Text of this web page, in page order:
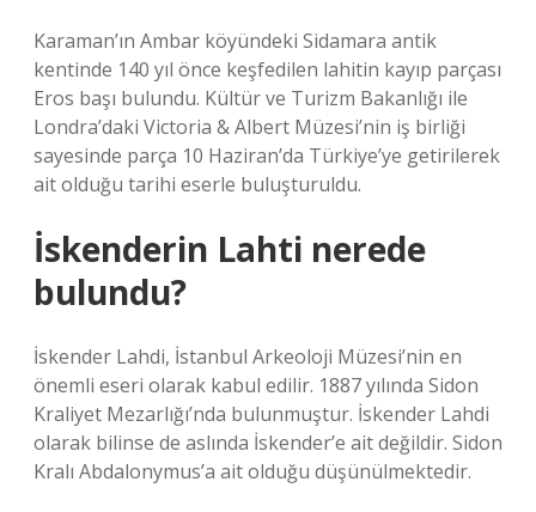
Karaman’ın Ambar köyündeki Sidamara antik
kentinde 140 yıl önce keşfedilen lahitin kayıp parçası
Eros başı bulundu. Kültür ve Turizm Bakanlığı ile
Londra’daki Victoria & Albert Müzesi’nin iş birliği
sayesinde parça 10 Haziran’da Türkiye’ye getirilerek
ait olduğu tarihi eserle buluşturuldu.
İskenderin Lahti nerede
bulundu?
İskender Lahdi, İstanbul Arkeoloji Müzesi’nin en
önemli eseri olarak kabul edilir. 1887 yılında Sidon
Kraliyet Mezarlığı’nda bulunmuştur. İskender Lahdi
olarak bilinse de aslında İskender’e ait değildir. Sidon
Kralı Abdalonymus’a ait olduğu düşünülmektedir.